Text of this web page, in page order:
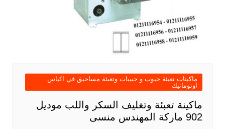
ماكينات تعبئة حبوب و حبيبات وتعبئة مساحيق في اكياس
اوتوماتيك
ماكينة تعبئة وتغليف السكر واللب موديل
902 ماركة المهندس منسى